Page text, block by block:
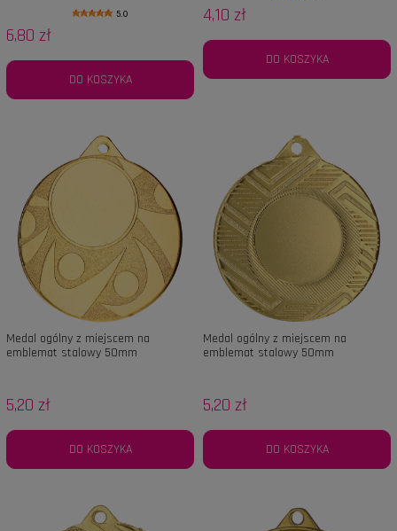
5.0
6,80 zł
DO KOSZYKA
4,10 zł
DO KOSZYKA
Medal ogólny z miejscem na
emblemat stalowy 50mm
5,20 zł
DO KOSZYKA
Medal ogólny z miejscem na
emblemat stalowy 50mm
5,20 zł
DO KOSZYKA